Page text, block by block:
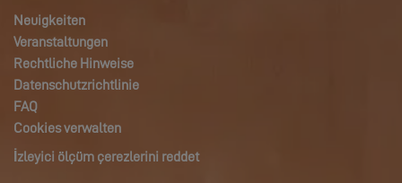
Neuigkeiten
Veranstaltungen
Rechtliche Hinweise
Datenschutzrichtlinie
FAQ
Cookies verwalten
İzleyici ölçüm çerezlerini reddet